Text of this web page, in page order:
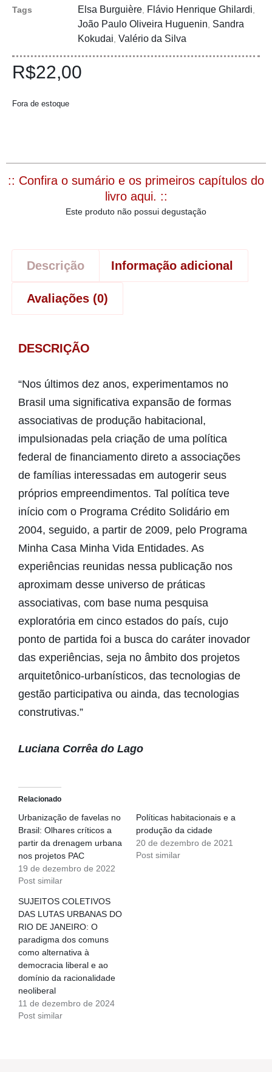
Tags Elsa Burguière, Flávio Henrique Ghilardi,
João Paulo Oliveira Huguenin, Sandra
Kokudai, Valério da Silva
R$22,00
Fora de estoque
:: Confira o sumário e os primeiros capítulos do
livro aqui. ::
Este produto não possui degustação
Descrição Informação adicional
Avaliações (0)
DESCRIÇÃO
“Nos últimos dez anos, experimentamos no
Brasil uma significativa expansão de formas
associativas de produção habitacional,
impulsionadas pela criação de uma política
federal de financiamento direto a associações
de famílias interessadas em autogerir seus
próprios empreendimentos. Tal política teve
início com o Programa Crédito Solidário em
2004, seguido, a partir de 2009, pelo Programa
Minha Casa Minha Vida Entidades. As
experiências reunidas nessa publicação nos
aproximam desse universo de práticas
associativas, com base numa pesquisa
exploratória em cinco estados do país, cujo
ponto de partida foi a busca do caráter inovador
das experiências, seja no âmbito dos projetos
arquitetônico-urbanísticos, das tecnologias de
gestão participativa ou ainda, das tecnologias
construtivas.”
Luciana Corrêa do Lago
Relacionado
Urbanização de favelas no
Brasil: Olhares críticos a
partir da drenagem urbana
nos projetos PAC
19 de dezembro de 2022
Post similar
Políticas habitacionais e a
produção da cidade
20 de dezembro de 2021
Post similar
SUJEITOS COLETIVOS
DAS LUTAS URBANAS DO
RIO DE JANEIRO: O
paradigma dos comuns
como alternativa à
democracia liberal e ao
domínio da racionalidade
neoliberal
11 de dezembro de 2024
Post similar